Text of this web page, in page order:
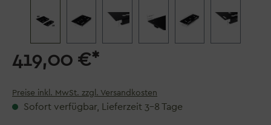
419,00 €*
Preise inkl. MwSt. zzgl. Versandkosten
Sofort verfügbar, Lieferzeit 3–8 Tage